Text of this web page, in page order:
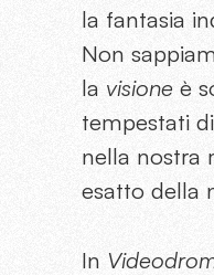
la fantasia
Non
la visione è
tempestati
nella nostra
esatto della
In